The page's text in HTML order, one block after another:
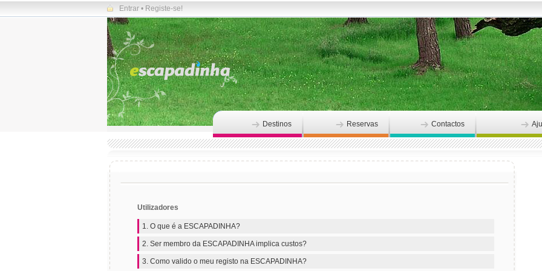
Entrar • Registe-se!
Destinos Reservas Contactos
Utilizadores
1. O que é a ESCAPADINHA?
2. Ser membro da ESCAPADINHA implica custos?
3. Como valido o meu registo na ESCAPADINHA?